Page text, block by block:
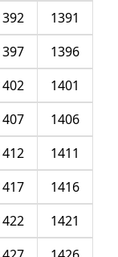
1391
1396
1401
1406
1411
1416
1421